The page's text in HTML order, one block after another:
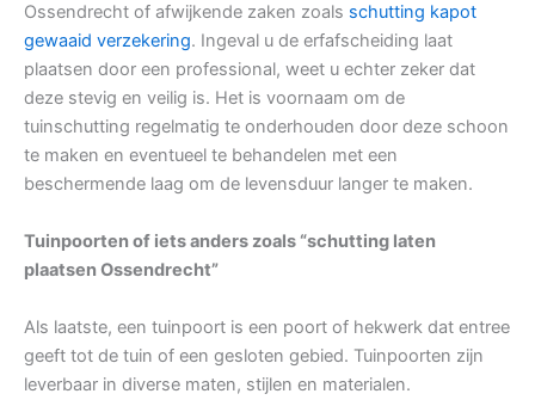
Ossendrecht of afwijkende zaken zoals schutting kapot
gewaaid verzekering. Ingeval u de erfafscheiding laat
plaatsen door een professional, weet u echter zeker dat
deze stevig en veilig is. Het is voornaam om de
tuinschutting regelmatig te onderhouden door deze schoon
te maken en eventueel te behandelen met een
beschermende laag om de levensduur langer te maken.
Tuinpoorten of iets anders zoals “schutting laten
plaatsen Ossendrecht”
Als laatste, een tuinpoort is een poort of hekwerk dat entree
geeft tot de tuin of een gesloten gebied. Tuinpoorten zijn
leverbaar in diverse maten, stijlen en materialen.